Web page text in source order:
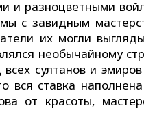
и разноцветными
с завидным
их могли
необычайному
султанов и
ставка
от красоты,